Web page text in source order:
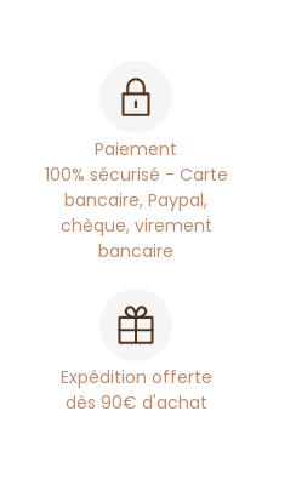
Paiement
100% sécurisé - Carte
bancaire, Paypal,
chèque, virement
bancaire
Expédition offerte
dès 90€ d'achat